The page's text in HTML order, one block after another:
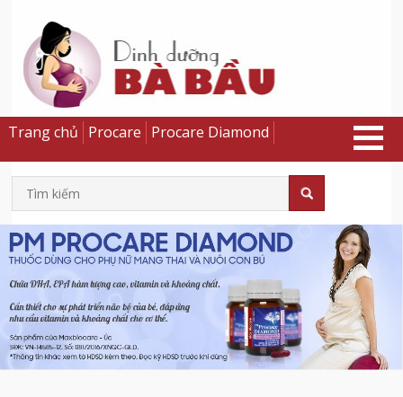
Trang chủ Procare Procare Diamond